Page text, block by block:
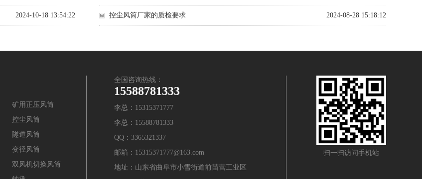
2024-10-18 13:54:22 2024-08-28 15:18:12
控尘风筒厂家的质检要求
矿用正压风筒
控尘风筒
隧道风筒
变径风筒
双风机切换风筒
全国咨询热线：
15588781333
李总：15315371777
李总：15588781333
QQ：3365321337
邮箱：15315371777@163.com
地址：山东省曲阜市小雪街道前苗营工业区
扫一扫访问手机站